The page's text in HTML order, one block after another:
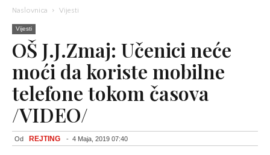
Naslovnica Vijesti
Vijesti
OŠ J.J.Zmaj: Učenici neće
moći da koriste mobilne
telefone tokom časova
/VIDEO/
Od REJTING - 4 Maja, 2019 07:40